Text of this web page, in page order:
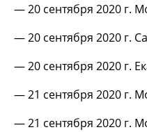
— 20 сентября 2020 г.
— 20 сентября 2020 г.
— 20 сентября 2020 г.
— 21 сентября 2020 г.
— 21 сентября 2020 г.